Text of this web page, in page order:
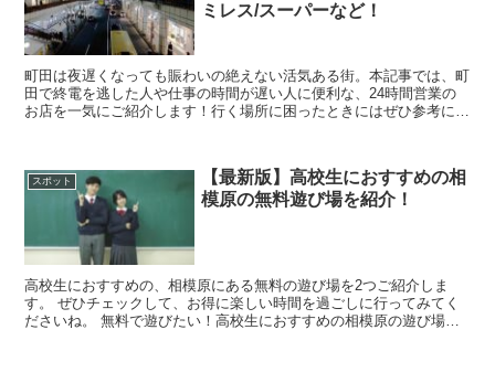
ミレス/スーパーなど！
町田は夜遅くなっても賑わいの絶えない活気ある街。本記事では、町
田で終電を逃した人や仕事の時間が遅い人に便利な、24時間営業の
お店を一気にご紹介します！行く場所に困ったときにはぜひ参考にし
スポット
【最新版】高校生におすすめの相
模原の無料遊び場を紹介！
高校生におすすめの、相模原にある無料の遊び場を2つご紹介しま
す。 ぜひチェックして、お得に楽しい時間を過ごしに行ってみてく
ださいね。 無料で遊びたい！高校生におすすめの相模原の遊び場を